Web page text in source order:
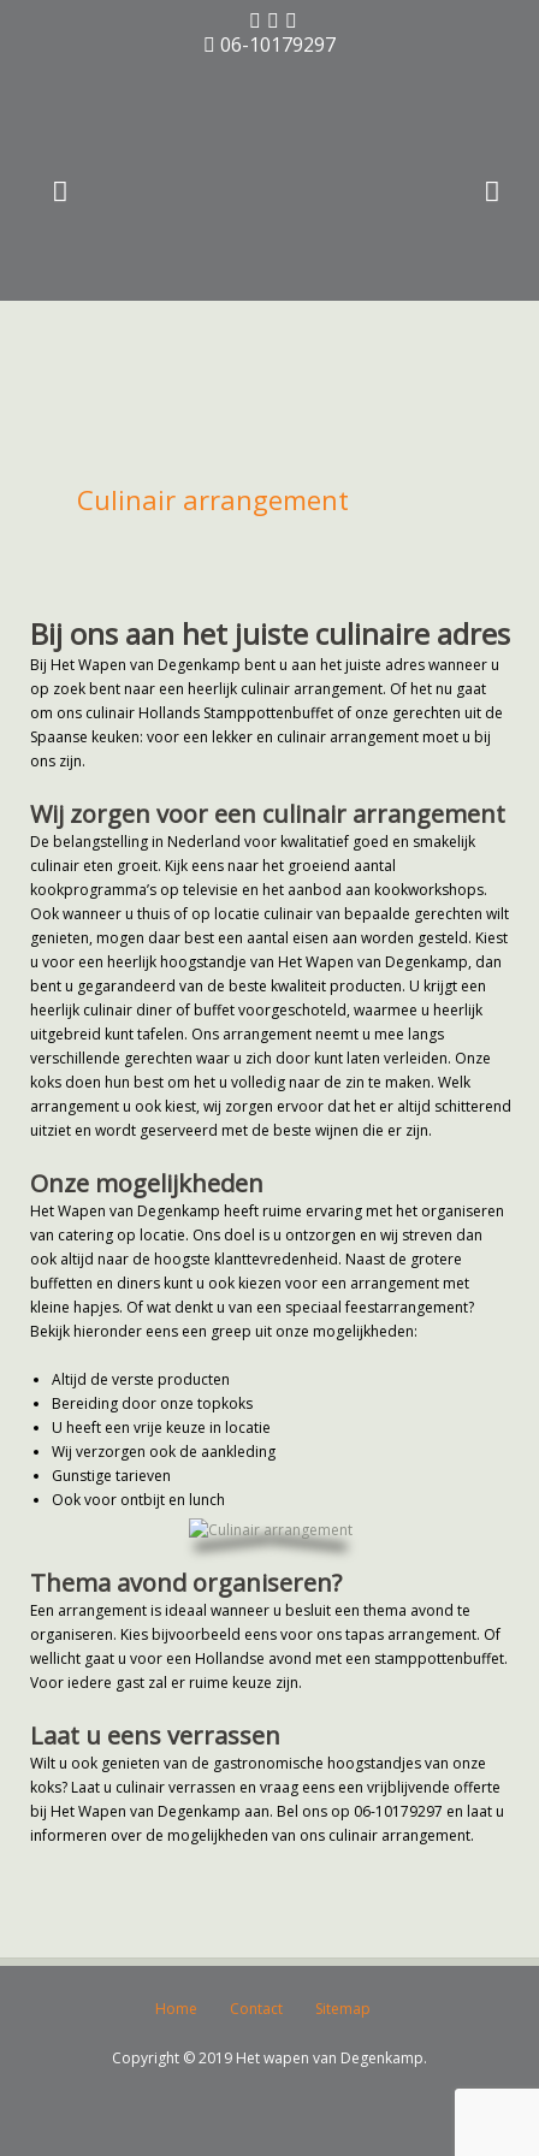
06-10179297
Culinair arrangement
Bij ons aan het juiste culinaire adres
Bij Het Wapen van Degenkamp bent u aan het juiste adres wanneer u
op zoek bent naar een heerlijk culinair arrangement. Of het nu gaat
om ons culinair Hollands Stamppottenbuffet of onze gerechten uit de
Spaanse keuken: voor een lekker en culinair arrangement moet u bij
ons zijn.
Wij zorgen voor een culinair arrangement
De belangstelling in Nederland voor kwalitatief goed en smakelijk
culinair eten groeit. Kijk eens naar het groeiend aantal
kookprogramma’s op televisie en het aanbod aan kookworkshops.
Ook wanneer u thuis of op locatie culinair van bepaalde gerechten wilt
genieten, mogen daar best een aantal eisen aan worden gesteld. Kiest
u voor een heerlijk hoogstandje van Het Wapen van Degenkamp, dan
bent u gegarandeerd van de beste kwaliteit producten. U krijgt een
heerlijk culinair diner of buffet voorgeschoteld, waarmee u heerlijk
uitgebreid kunt tafelen. Ons arrangement neemt u mee langs
verschillende gerechten waar u zich door kunt laten verleiden. Onze
koks doen hun best om het u volledig naar de zin te maken. Welk
arrangement u ook kiest, wij zorgen ervoor dat het er altijd schitterend
uitziet en wordt geserveerd met de beste wijnen die er zijn.
Onze mogelijkheden
Het Wapen van Degenkamp heeft ruime ervaring met het organiseren
van catering op locatie. Ons doel is u ontzorgen en wij streven dan
ook altijd naar de hoogste klanttevredenheid. Naast de grotere
buffetten en diners kunt u ook kiezen voor een arrangement met
kleine hapjes. Of wat denkt u van een speciaal feestarrangement?
Bekijk hieronder eens een greep uit onze mogelijkheden:
Altijd de verste producten
Bereiding door onze topkoks
U heeft een vrije keuze in locatie
Wij verzorgen ook de aankleding
Gunstige tarieven
Ook voor ontbijt en lunch
Thema avond organiseren?
Een arrangement is ideaal wanneer u besluit een thema avond te
organiseren. Kies bijvoorbeeld eens voor ons tapas arrangement. Of
wellicht gaat u voor een Hollandse avond met een stamppottenbuffet.
Voor iedere gast zal er ruime keuze zijn.
Laat u eens verrassen
Wilt u ook genieten van de gastronomische hoogstandjes van onze
koks? Laat u culinair verrassen en vraag eens een vrijblijvende offerte
bij Het Wapen van Degenkamp aan. Bel ons op 06-10179297 en laat u
informeren over de mogelijkheden van ons culinair arrangement.
Home Contact Sitemap
Copyright © 2019 Het wapen van Degenkamp.